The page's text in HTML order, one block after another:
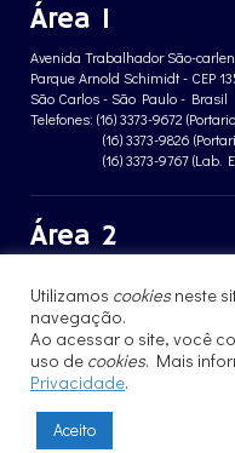
Área 1
Avenida Trabalhador São-
Parque Arnold Schimidt - CEP
São Carlos - São Paulo - Brasil
Telefones: (16) 3373-9672
(16) 3373-9826 (Portaria
(16) 3373-9767 (Lab.
Área 2
Jardim Santa Angelina - CEP
São Carlos - São Paulo - Brasil
Telefone: (16) 3373-8068
(16) 3364-8070 (Portaria
Utilizamos cookiesneste
navegação.
Ao acessar o site, você
uso de cookies. Mais
Privacidade.
Aceito